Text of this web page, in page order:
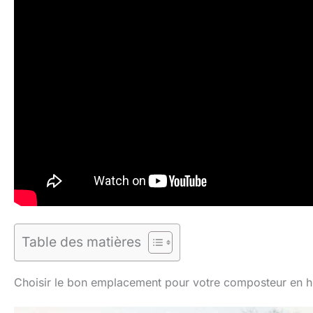
Table des matières
Choisir le bon emplacement pour votre composteur en